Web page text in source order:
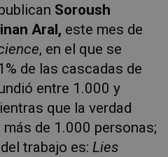
Soroush
Aral, este mes de
, en el que se
de las cascadas de
entre 1.000 y
que la verdad
de 1.000 personas;
trabajo es: Lies